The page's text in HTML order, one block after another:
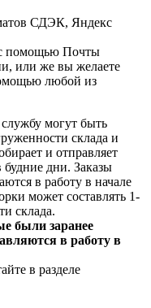
СДЭК, Яндекс
с помощью Почты
или же вы желаете
любой из
могут быть
склада и
и отправляет
будние дни. Заказы
в работу в начале
может составлять 1-
склада.
были заранее
в работу в
в разделе